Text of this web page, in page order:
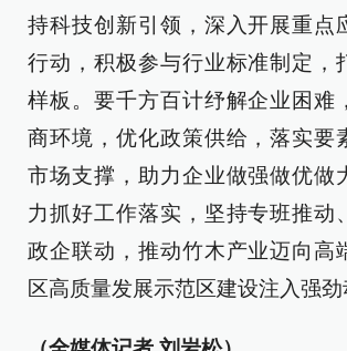
持科技创新引领，深入开展重点
行动，积极参与行业标准制定，
样板。要千方百计纾解企业困难
商环境，优化政策供给，落实要
市场支撑，助力企业做强做优做
力抓好工作落实，坚持专班推动
政企联动，推动竹木产业迈向高
区高质量发展示范区建设注入强劲